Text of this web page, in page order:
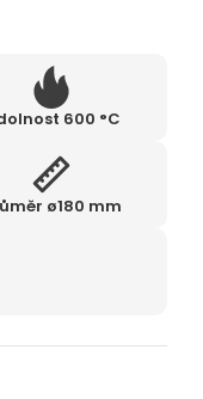
600 °C
ø180 mm